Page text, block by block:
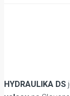
HYDRAULIKA DS